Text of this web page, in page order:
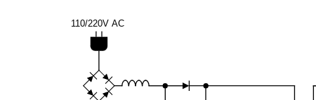
110/220V AC